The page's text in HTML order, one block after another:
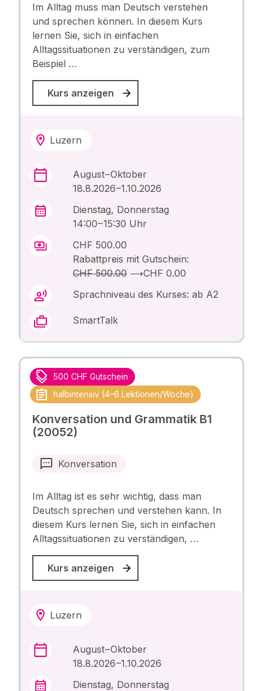
Im Alltag muss man Deutsch verstehen
und sprechen können. In diesem Kurs
lernen Sie, sich in einfachen
Alltagssituationen zu verständigen, zum
Beispiel …
Kurs anzeigen
Luzern
August – Oktober
18.8.2026 –1.10.2026
Dienstag, Donnerstag
14:00 – 15:30 Uhr
CHF 500.00
Rabattpreis mit Gutschein:
CHF 500.00⟶CHF 0.00
Sprachniveau des Kurses: ab A2
SmartTalk
500 CHF Gutschein
halbintensiv (4–6 Lektionen/Woche)
Konversation und Grammatik B1
(20052)
Konversation
Im Alltag ist es sehr wichtig, dass man
Deutsch sprechen und verstehen kann. In
diesem Kurs lernen Sie, sich in einfachen
Alltagssituationen zu verständigen, …
Kurs anzeigen
Luzern
August – Oktober
18.8.2026 –1.10.2026
Dienstag, Donnerstag